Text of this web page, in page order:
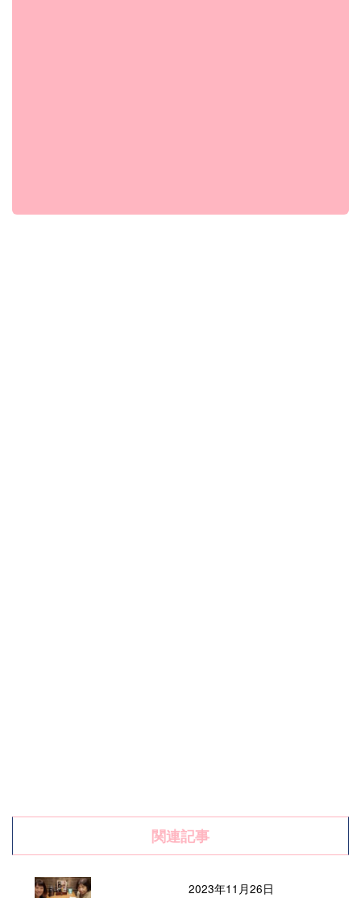
関連記事
2023年11月26日